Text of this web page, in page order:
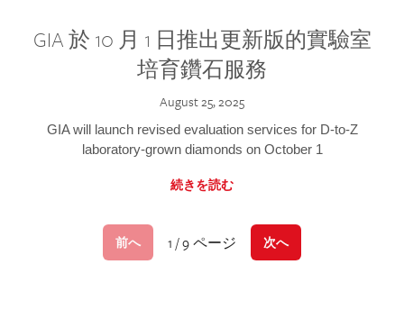
GIA 於 10 月 1 日推出更新版的實驗室
培育鑽石服務
August 25, 2025
GIA will launch revised evaluation services for D-to-Z
laboratory-grown diamonds on October 1
続きを読む
前へ 1 / 9 ページ 次へ